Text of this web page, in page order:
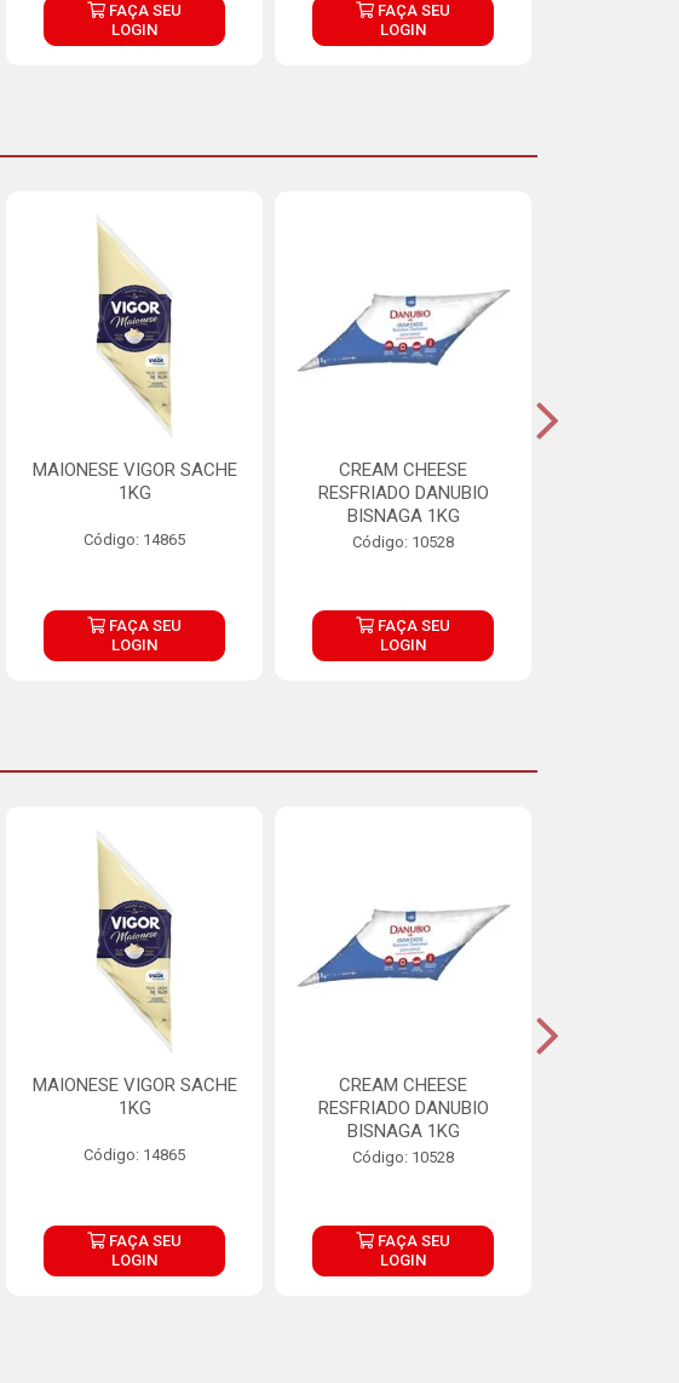
FAÇA SEU
LOGIN
FAÇA SEU
LOGIN
MAIONESE VIGOR SACHE
1KG
Código: 14865
FAÇA SEU
LOGIN
CREAM CHEESE
RESFRIADO DANUBIO
BISNAGA 1KG
Código: 10528
FAÇA SEU
LOGIN
MAIONESE VIGOR SACHE
1KG
Código: 14865
FAÇA SEU
LOGIN
CREAM CHEESE
RESFRIADO DANUBIO
BISNAGA 1KG
Código: 10528
FAÇA SEU
LOGIN